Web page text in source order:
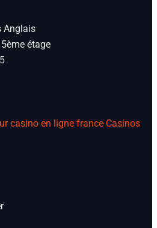
Anglais
étage
casino en ligne france Casinos